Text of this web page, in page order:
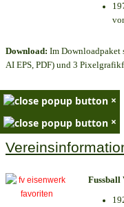
Download: Im Downloadpaket
AI EPS, PDF) und 3
×
×
Fussball